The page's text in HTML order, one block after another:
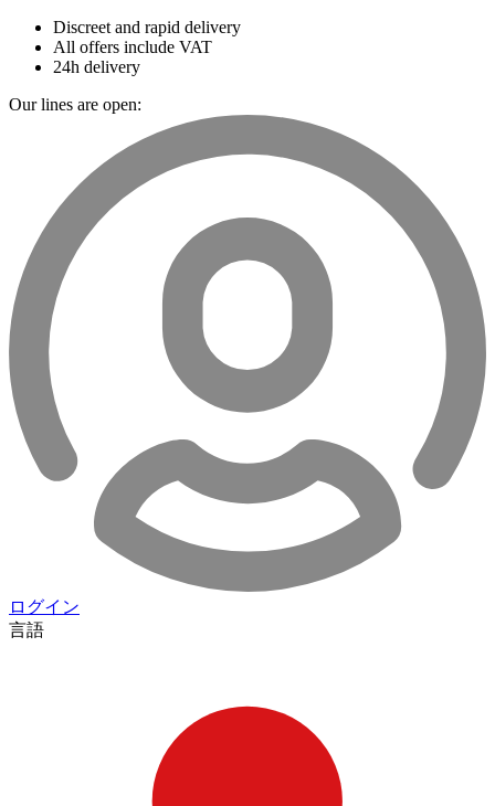
Discreet and rapid delivery
All offers include VAT
24h delivery
Our lines are open:
ログイン
言語